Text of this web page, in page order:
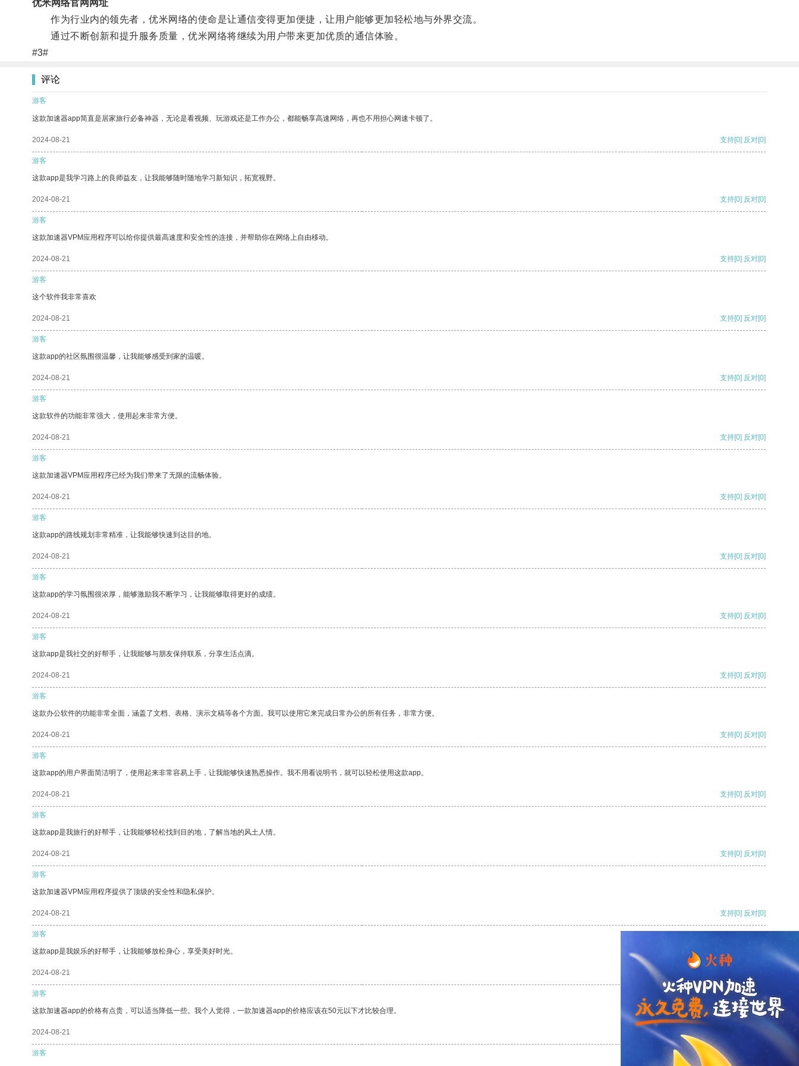
优米网络官网网址
作为行业内的领先者，优米网络的使命是让通信变得更加便捷，让用户能够更加轻松地与外界交流。
通过不断创新和提升服务质量，优米网络将继续为用户带来更加优质的通信体验。
#3#
评论
游客
这款加速器app简直是居家旅行必备神器，无论是看视频、玩游戏还是工作办公，都能畅享高速网络，再也不用担心网速卡顿了。
2024-08-21 支持[0] 反对[0]
游客
这款app是我学习路上的良师益友，让我能够随时随地学习新知识，拓宽视野。
2024-08-21 支持[0] 反对[0]
游客
这款加速器VPM应用程序可以给你提供最高速度和安全性的连接，并帮助你在网络上自由移动。
2024-08-21 支持[0] 反对[0]
游客
这个软件我非常喜欢
2024-08-21 支持[0] 反对[0]
游客
这款app的社区氛围很温馨，让我能够感受到家的温暖。
2024-08-21 支持[0] 反对[0]
游客
这款软件的功能非常强大，使用起来非常方便。
2024-08-21 支持[0] 反对[0]
游客
这款加速器VPM应用程序已经为我们带来了无限的流畅体验。
2024-08-21 支持[0] 反对[0]
游客
这款app的路线规划非常精准，让我能够快速到达目的地。
2024-08-21 支持[0] 反对[0]
游客
这款app的学习氛围很浓厚，能够激励我不断学习，让我能够取得更好的成绩。
2024-08-21 支持[0] 反对[0]
游客
这款app是我社交的好帮手，让我能够与朋友保持联系，分享生活点滴。
2024-08-21 支持[0] 反对[0]
游客
这款办公软件的功能非常全面，涵盖了文档、表格、演示文稿等各个方面。我可以使用它来完成日常办公的所有任务，非常方便。
2024-08-21 支持[0] 反对[0]
游客
这款app的用户界面简洁明了，使用起来非常容易上手，让我能够快速熟悉操作。我不用看说明书，就可以轻松使用这款app。
2024-08-21 支持[0] 反对[0]
游客
这款app是我旅行的好帮手，让我能够轻松找到目的地，了解当地的风土人情。
2024-08-21 支持[0] 反对[0]
游客
这款加速器VPM应用程序提供了顶级的安全性和隐私保护。
2024-08-21 支持[0] 反对[0]
游客
这款app是我娱乐的好帮手，让我能够放松身心，享受美好时光。
2024-08-21
游客
这款加速器app的价格有点贵，可以适当降低一些。我个人觉得，一款加速器app的价格应该在50元以下才比较合理。
2024-08-21 反对
游客